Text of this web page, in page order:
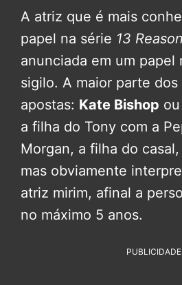
A atriz que é mais
papel na série 13
anunciada em um papel
sigilo. A maior parte
apostas: Kate Bishop ou
a filha do Tony com a
Morgan, a filha do
mas obviamente
atriz mirim, afinal a
no máximo 5 anos.
PUBLICIDADE